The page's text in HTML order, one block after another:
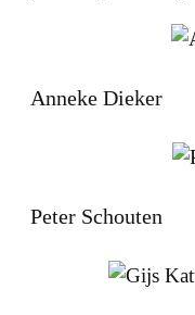
Anneke Dieker
Peter Schouten